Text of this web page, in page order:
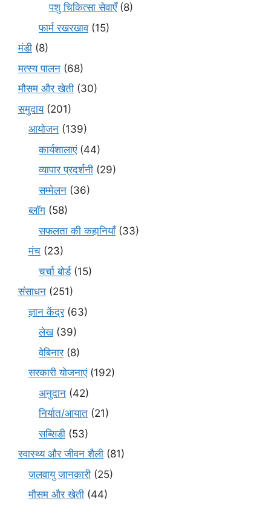
पशु चिकित्सा सेवाएँ(8)
फार्म रखरखाव(15)
मंडी (8)
मत्स्य पालन (68)
मौसम और खेती (30)
समुदाय(201)
आयोजन (139)
कार्यशालाएं(44)
व्यापार प्रदर्शनी (29)
सम्मेलन (36)
ब्लॉग (58)
सफलता की कहानियाँ(33)
मंच (23)
चर्चा बोर्ड(15)
संसाधन (251)
ज्ञान केंद्र(63)
लेख(39)
वेबिनार(8)
सरकारी योजनाएं(192)
अनुदान (42)
निर्यात/आयात (21)
सब्सिडी (53)
स्वास्थ्य और जीवन शैली (81)
जलवायु जानकारी (25)
मौसम और खेती (44)